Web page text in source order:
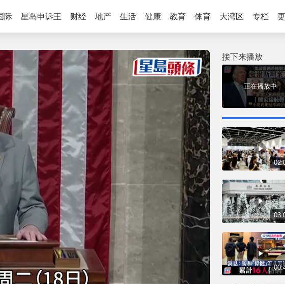
际 星岛申诉王 财经 地产 生活 健康 教育 体育 大湾区 专栏
接下来播放
正在播放中